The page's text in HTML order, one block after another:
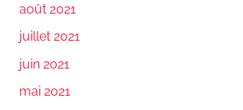
août 2021
juillet 2021
juin 2021
mai 2021